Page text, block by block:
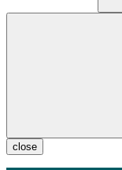
close